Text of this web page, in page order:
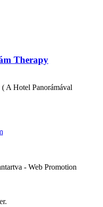
Therapy
A Hotel Panorámával
- Web Promotion